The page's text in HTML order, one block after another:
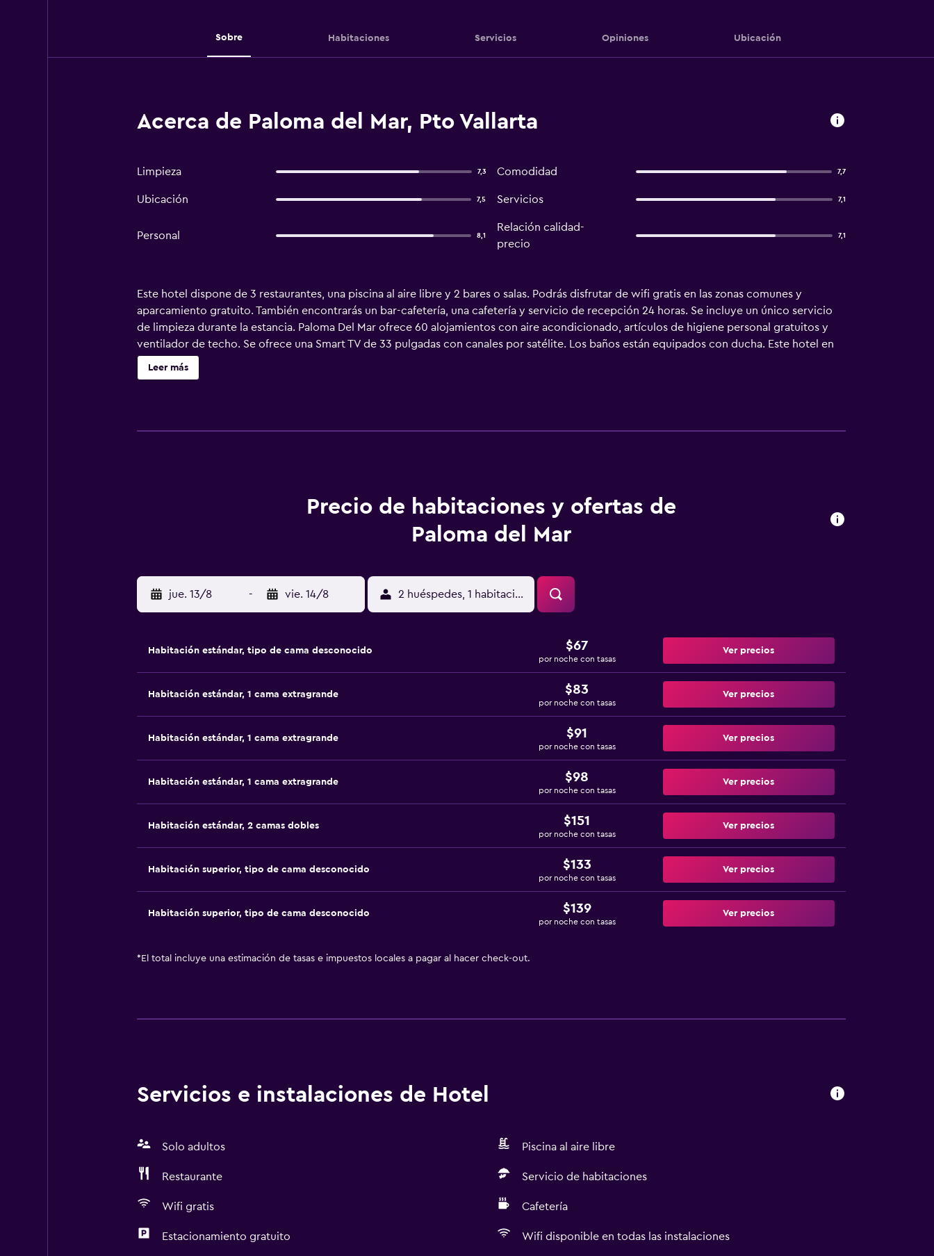
Sobre Habitaciones Servicios Opiniones Ubicación
Acerca de Paloma del Mar, Pto Vallarta
Limpieza 7,3 Comodidad 7,7
Ubicación 7,5 Servicios 7,1
Personal 8,1
Relación calidad-
precio
7,1
Este hotel dispone de 3 restaurantes, una piscina al aire libre y 2 bares o salas. Podrás disfrutar de wifi gratis en las zonas comunes y
aparcamiento gratuito. También encontrarás un bar-cafetería, una cafetería y servicio de recepción 24 horas. Se incluye un único servicio
de limpieza durante la estancia. Paloma Del Mar ofrece 60 alojamientos con aire acondicionado, artículos de higiene personal gratuitos y
ventilador de techo. Se ofrece una Smart TV de 33 pulgadas con canales por satélite. Los baños están equipados con ducha. Este hotel en
Puerto Vallarta ofrece acceso a Internet wifi gratis. Se ofrece servicio de limpieza una vez por estancia. Los servicios de ocio y
esparcimiento en este hotel incluyen una piscina al aire libre. No se permite la entrada a la piscina de niños menores de 12 años sin la
Leer más
Precio de habitaciones y ofertas de
Paloma del Mar
jue. 13/8 - vie. 14/8 2 huéspedes, 1 habitación
Habitación estándar, tipo de cama desconocido $67
por noche con tasas
Ver precios
Habitación estándar, 1 cama extragrande $83
por noche con tasas
Ver precios
Habitación estándar, 1 cama extragrande $91
por noche con tasas
Ver precios
Habitación estándar, 1 cama extragrande $98
por noche con tasas
Ver precios
Habitación estándar, 2 camas dobles $151
por noche con tasas
Ver precios
Habitación superior, tipo de cama desconocido $133
por noche con tasas
Ver precios
Habitación superior, tipo de cama desconocido $139
por noche con tasas
Ver precios
* El total incluye una estimación de tasas e impuestos locales a pagar al hacer check-out.
Servicios e instalaciones de Hotel
Solo adultos Piscina al aire libre
Restaurante Servicio de habitaciones
Wifi gratis Cafetería
Estacionamiento gratuito Wifi disponible en todas las instalaciones